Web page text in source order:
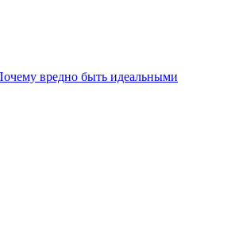
вредно быть идеальными